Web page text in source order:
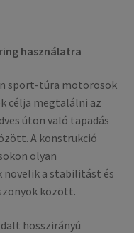
használatra
sport-túra motorosok
célja megtalálni az
úton való tapadás
A konstrukció
olyan
a stabilitást és
között.
hosszirányú